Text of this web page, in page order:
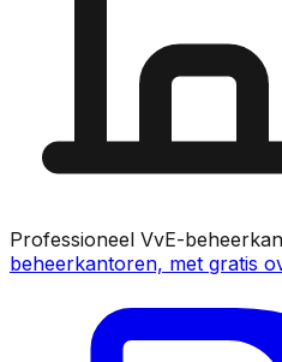
Professioneel VvE-
beheerkantoren, met gratis